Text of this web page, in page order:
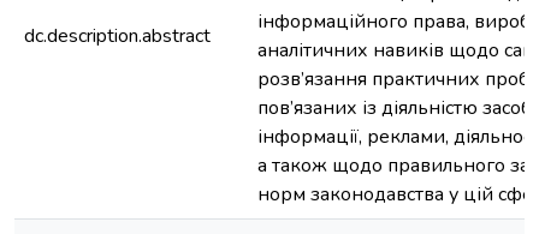
dc.description.abstract
інформаційного права,
аналітичних навиків щодо
розв’язання практичних
пов’язаних із діяльністю
інформації, реклами,
а також щодо правильного
норм законодавства у цій